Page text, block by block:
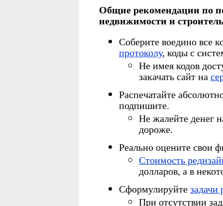
Общие рекомендации по
недвижимости и
Соберите воедино все
протоколу, коды с
Не имея кодов
закачать сайт на
Распечатайте
подпишите.
Не жалейте денег
дороже.
Реально оцените свои
Стоимость
долларов, а в
Сформулируйте задачи
При отсутствии